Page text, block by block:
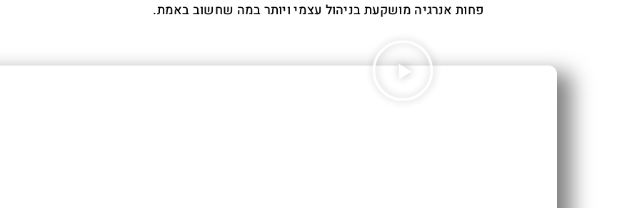
פחות אנרגיה מושקעת בניהול עצמי ויותר במה שחשוב באמת.